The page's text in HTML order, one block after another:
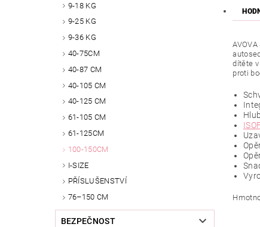
9-18 KG
9-25 KG
9-36 KG
40-75CM
40-87 CM
40-105 CM
40-125 CM
61-105 CM
61-125CM
100-150CM
I-SIZE
PŘÍSLUŠENSTVÍ
76–150 CM
BEZPEČNOST
dítěte v
proti